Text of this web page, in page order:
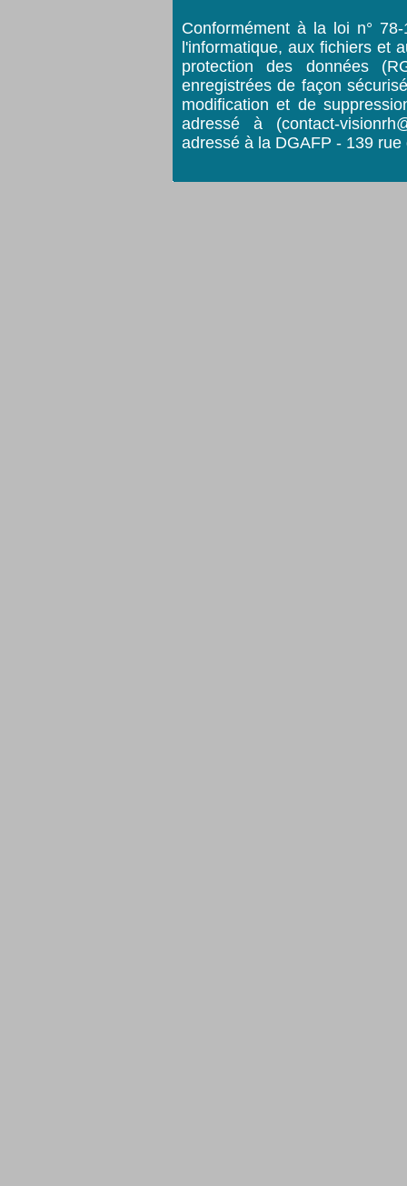
Conformément à la loi n°
l'informatique, aux fichiers et
protection des données
enregistrées de façon
modification et de
adressé à (contact-
adressé à la DGAFP - 139